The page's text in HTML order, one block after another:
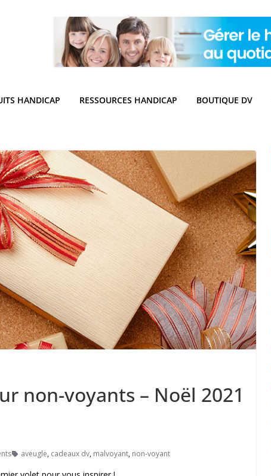
HANDICAP RESSOURCES HANDICAP BOUTIQUE DV
non-voyants – Noël 2021
aveugle, cadeaux dv, malvoyant, non-voyant